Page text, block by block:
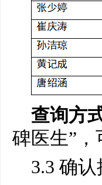
查询方
碑医生”
3.3 确